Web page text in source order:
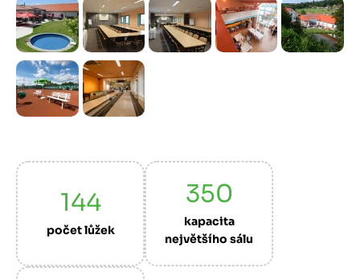
144
počet lůžek
350
kapacita
největšího sálu